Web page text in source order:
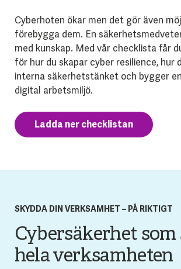
Cyberhoten ökar men det gör även
förebygga dem. En
med kunskap. Med vår checklista får
för hur du skapar cyber resilience, hur
interna säkerhetstänket och bygger
digital arbetsmiljö.
Ladda ner checklistan
SKYDDA DIN VERKSAMHET – PÅ RIKTIGT
Cybersäkerhet
hela verksamheten